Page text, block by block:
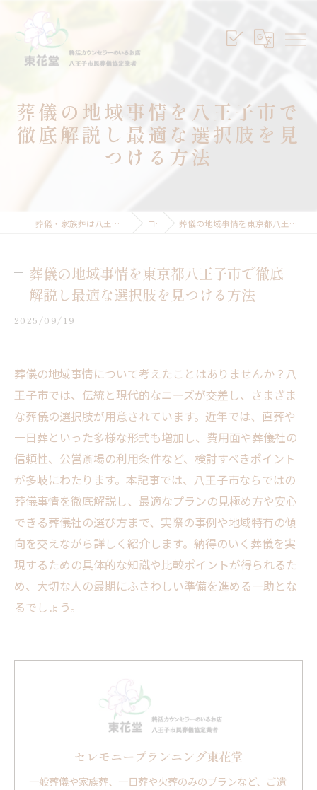
葬儀の地域事情を八王子市で
徹底解説し最適な選択肢を見
つける方法
葬儀・家族葬は八王子のセレモニープランニング東花堂 コラム 葬儀の地域事情を東京都八王子市で徹底解説し最適な選択肢を見つける方法
葬儀の地域事情を東京都八王子市で徹底
解説し最適な選択肢を見つける方法
2025/09/19
葬儀の地域事情について考えたことはありませんか？八
王子市では、伝統と現代的なニーズが交差し、さまざま
な葬儀の選択肢が用意されています。近年では、直葬や
一日葬といった多様な形式も増加し、費用面や葬儀社の
信頼性、公営斎場の利用条件など、検討すべきポイント
が多岐にわたります。本記事では、八王子市ならではの
葬儀事情を徹底解説し、最適なプランの見極め方や安心
できる葬儀社の選び方まで、実際の事例や地域特有の傾
向を交えながら詳しく紹介します。納得のいく葬儀を実
現するための具体的な知識や比較ポイントが得られるた
め、大切な人の最期にふさわしい準備を進める一助とな
るでしょう。
セレモニープランニング東花堂
一般葬儀や家族葬、一日葬や火葬のみのプランなど、ご遺